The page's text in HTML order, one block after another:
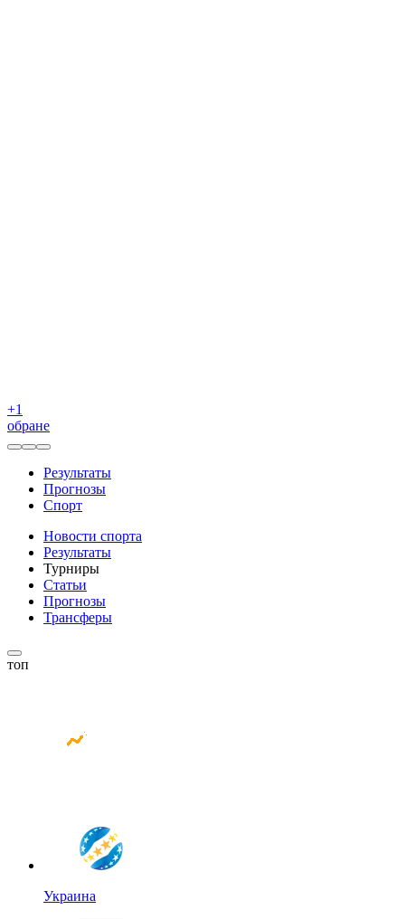
+1
обране
Результаты
Прогнозы
Спорт
Новости спорта
Результаты
Турниры
Статьи
Прогнозы
Трансферы
топ
Украина